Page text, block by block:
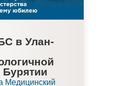
в Улан-
Медицинский